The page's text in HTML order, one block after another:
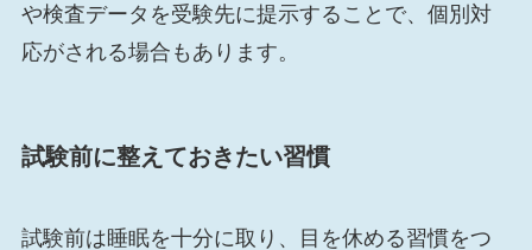
や検査データを受験先に提示することで、個別対
応がされる場合もあります。
試験前に整えておきたい習慣
試験前は睡眠を十分に取り、目を休める習慣をつ